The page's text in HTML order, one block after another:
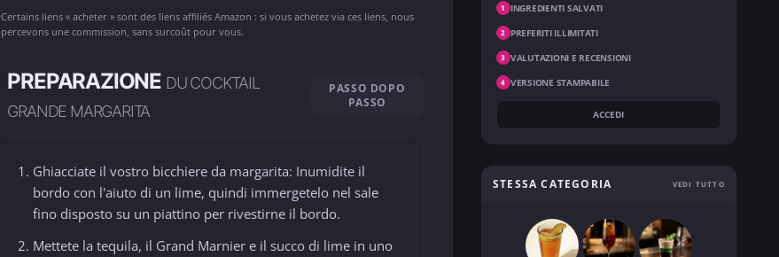
Certains liens « acheter » sont des liens affiliés Amazon : si vous achetez via ces liens, nous
percevons une commission, sans surcoût pour vous.
PREPARAZIONE DU COCKTAIL
GRANDE MARGARITA
PASSO DOPO
PASSO
Ghiacciate il vostro bicchiere da margarita: Inumidite il
bordo con l'aiuto di un lime, quindi immergetelo nel sale
fino disposto su un piattino per rivestirne il bordo.
Mettete la tequila, il Grand Marnier e il succo di lime in uno
1 INGREDIENTI SALVATI
2 PREFERITI ILLIMITATI
3 VALUTAZIONI E RECENSIONI
4 VERSIONE STAMPABILE
ACCEDI
STESSA CATEGORIA VEDI TUTTO